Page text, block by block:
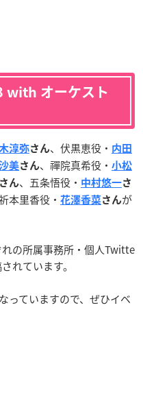
with オーケスト
淳弥さん、伏黒恵役・ 内田
美さん、禪院真希役・ 小松
さん、五条悟役・ 中村悠一さ
本里香役・ 花澤香菜さんが
の所属事務所・個人Twitte
れています。
っていますので、ぜひイベ